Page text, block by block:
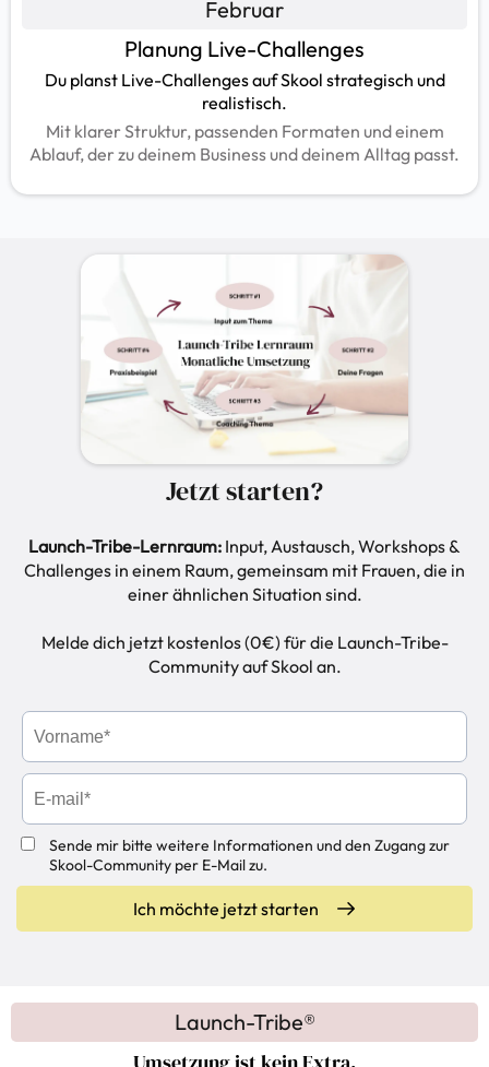
Februar
Planung Live-Challenges
Du planst Live-Challenges auf Skool strategisch und
realistisch.
Mit klarer Struktur, passenden Formaten und einem
Ablauf, der zu deinem Business und deinem Alltag passt.
Jetzt starten?
Launch-Tribe-Lernraum: Input, Austausch, Workshops &
Challenges in einem Raum, gemeinsam mit Frauen, die in
einer ähnlichen Situation sind.
Melde dich jetzt kostenlos (0€) für die Launch-Tribe-
Community auf Skool an.
Sende mir bitte weitere Informationen und den Zugang zur
Skool-Community per E-Mail zu.
Ich möchte jetzt starten
Launch-Tribe®